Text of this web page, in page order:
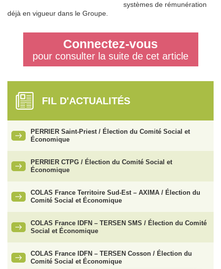
systèmes de rémunération
déjà en vigueur dans le Groupe.
Connectez-vous
pour consulter la suite de cet article
FIL D'ACTUALITÉS
PERRIER Saint-Priest / Élection du Comité Social et
Économique
PERRIER CTPG / Élection du Comité Social et
Économique
COLAS France Territoire Sud-Est – AXIMA / Élection du
Comité Social et Économique
COLAS France IDFN – TERSEN SMS / Élection du Comité
Social et Économique
COLAS France IDFN – TERSEN Cosson / Élection du
Comité Social et Économique